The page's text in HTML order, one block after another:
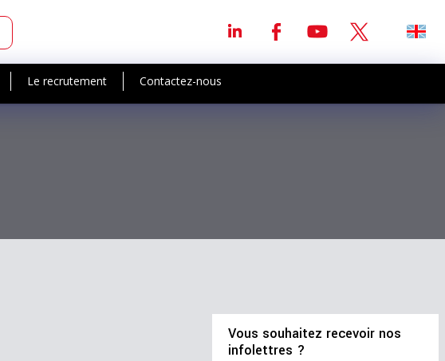
Le recrutement Contactez-nous
Vous souhaitez recevoir nos
infolettres ?